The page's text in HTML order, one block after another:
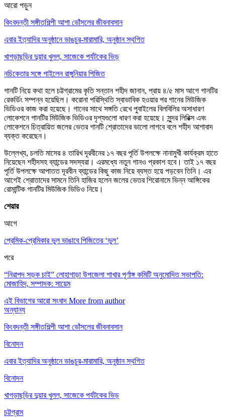
আরো পড়ুন
কিংবদন্তী সঙ্গীতশিল্পী আশা ভোঁসলের জীবনাবসান
এবার ইত্যাদির অনুষ্ঠানে ভাঙচুর-মারামারি, অনুষ্ঠান স্থগিত
খাগড়াছড়ির দুয়ার খুলল, সাজেকে পর্যটকের ভিড়
নচিকেতার সঙ্গে গাইলেন রাঙ্গুনিয়ার পিজিত
গানটি নিয়ে কথা হলে চট্টগ্রামের কৃতি সন্তান শহীদ জানান, প্রায় ৪/৫ মাস আগে গানটির
রেকর্ডিং সম্পন্ন হয়েছিল। করোনা পরিস্থিতি স্বাভাবিক হওয়ার পর গানের মিউজিক
ভিডিওর কাজ করা হয়েছে। গানের সাথে সঙ্গতি রেখে পুবাইলের বিলবিলির অসাধারণ
লোকেশনে গানটির মিউজিক ভিডিওর দৃশ্যগুলো ধারণ করা হয়েছে। সুন্দর লিরিক্স এবং
লোকেশনে চিত্রায়িত জলের ভেতর গানটি শ্রোতাদের ভালো লাগবে বলে শহীদ আশাবাদ
ব্যক্ত করেছেন।
উল্লেখ্য, চলতি মাসের ৪ তারিখ দূরবীনের ১৭ বছর পূর্তি উপলক্ষে নানামুখী কার্যক্রম হাতে
নিয়েছেন শহীদসহ ব্যান্ডের সদস্যরা। এরমধ্যে নতুন গানও প্রকাশ হবে। তাই ১৭ বছর
পূর্তি উপলক্ষে আপাতত দূরবীন ব্যান্ডের কিছু কাজ নিয়ে ব্যস্ত হয়ে পড়বেন তিনি। এর
আগেই শ্রোতাদের সামনে তিনি হাজির হলেন জলের ভেতর শিরোনামে ভিন্ন আঙ্গিকের
রোমান্টিক গানটির মিউজিক ভিডিও নিয়ে।
শেয়ার
আগে
প্রেমিক-প্রেমিকার ভুল ভাঙাবে পিজিতের ‘ভুল’
পরে
“নিরাপদ সড়ক চাই” লোহাগাড়া উপজেলা শাখার পূর্ণাঙ্গ কমিটি অনুমোদিত সভাপতি:
মোজাহিদ, সম্পাদক: সায়েম
এই বিভাগের আরো সংবাদ More from author
অন্যান্য
কিংবদন্তী সঙ্গীতশিল্পী আশা ভোঁসলের জীবনাবসান
বিনোদন
এবার ইত্যাদির অনুষ্ঠানে ভাঙচুর-মারামারি, অনুষ্ঠান স্থগিত
বিনোদন
খাগড়াছড়ির দুয়ার খুলল, সাজেকে পর্যটকের ভিড়
চট্টগ্রাম